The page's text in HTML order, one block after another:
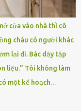
cửa vào nhà thì cô
cháu có người khác
lại đi. Bác dậy tập
liệu.” Tôi không làm
một kế hoạch…